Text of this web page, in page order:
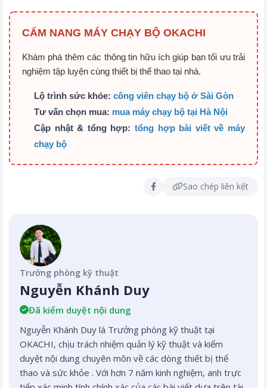
CẨM NANG MÁY CHẠY BỘ OKACHI
Khám phá thêm các thông tin hữu ích giúp bạn tối ưu trải
nghiệm tập luyện cùng thiết bị thể thao tại nhà.
Lộ trình sức khỏe: công viên chạy bộ ở Sài Gòn
Tư vấn chọn mua: mua máy chạy bộ tại Hà Nội
Cập nhật & tổng hợp: tổng hợp bài viết về máy
chạy bộ
Sao chép liên kết
Trưởng phòng kỹ thuật
Nguyễn Khánh Duy
Đã kiểm duyệt nội dung
Nguyễn Khánh Duy là Trưởng phòng kỹ thuật tại
OKACHI, chịu trách nhiệm quản lý kỹ thuật và kiểm
duyệt nội dung chuyên môn về các dòng thiết bị thể
thao và sức khỏe . Với hơn 7 năm kinh nghiệm, anh trực